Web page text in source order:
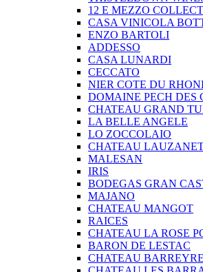
12 E MEZZO
CASA VINICOLA
ENZO BARTOLI
ADDESSO
CASA LUNARDI
CECCATO
NIER COTE DU
DOMAINE PECH DES
CHATEAU GRAND
LA BELLE ANGELE
LO ZOCCOLAIO
CHATEAU
MALESAN
IRIS
BODEGAS GRAN
MAJANO
CHATEAU MANGOT
RAICES
CHATEAU LA ROSE
BARON DE LESTAC
CHATEAU